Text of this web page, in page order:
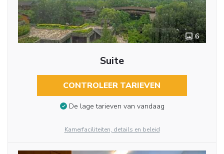
6
Suite
CONTROLEER TARIEVEN
De lage tarieven van vandaag
Kamerfaciliteiten, details en beleid